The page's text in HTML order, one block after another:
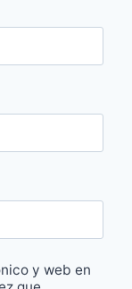
y web en